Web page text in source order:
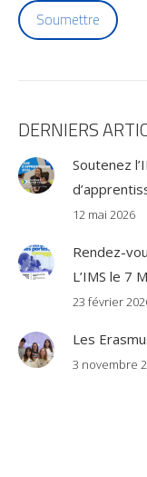
Soumettre
DERNIERS
Soutenez
12 mai 2026
Rendez-
L’IMS le 7
23 février
Les
3 novembre